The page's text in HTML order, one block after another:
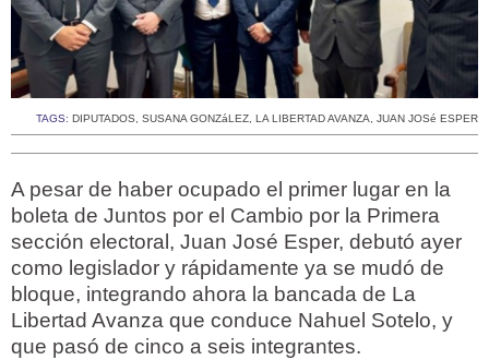
TAGS: DIPUTADOS, SUSANA GONZáLEZ, LA LIBERTAD AVANZA, JUAN JOSé ESPER
A pesar de haber ocupado el primer lugar en la
boleta de Juntos por el Cambio por la Primera
sección electoral, Juan José Esper, debutó ayer
como legislador y rápidamente ya se mudó de
bloque, integrando ahora la bancada de La
Libertad Avanza que conduce Nahuel Sotelo, y
que pasó de cinco a seis integrantes.